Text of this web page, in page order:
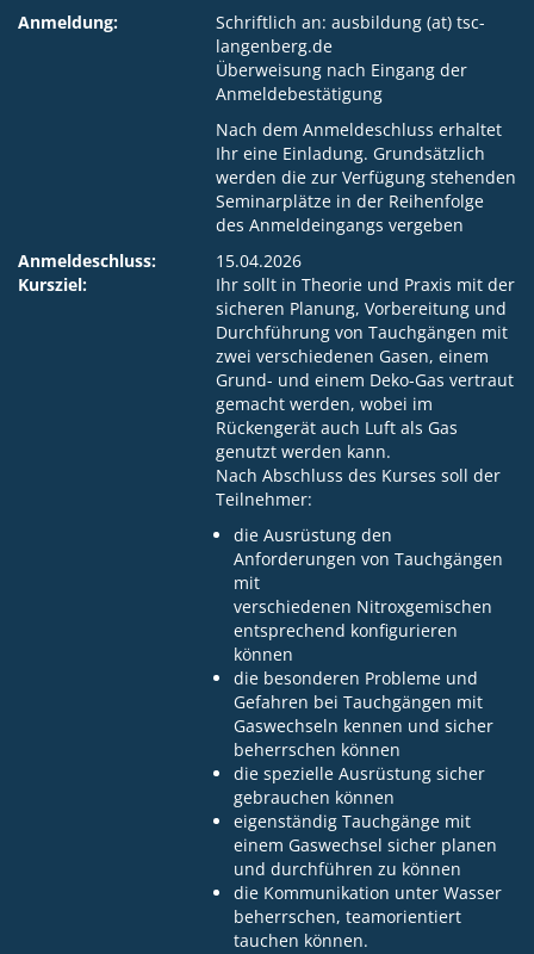
Anmeldung:
Schriftlich an: ausbildung (at) tsc-
langenberg.de
Überweisung nach Eingang der
Anmeldebestätigung
Nach dem Anmeldeschluss erhaltet
Ihr eine Einladung. Grundsätzlich
werden die zur Verfügung stehenden
Seminarplätze in der Reihenfolge
des Anmeldeingangs vergeben
Anmeldeschluss:
15.04.2026
Kursziel:
Ihr sollt in Theorie und Praxis mit der
sicheren Planung, Vorbereitung und
Durchführung von Tauchgängen mit
zwei verschiedenen Gasen, einem
Grund- und einem Deko-Gas vertraut
gemacht werden, wobei im
Rückengerät auch Luft als Gas
genutzt werden kann.
Nach Abschluss des Kurses soll der
Teilnehmer:
die Ausrüstung den
Anforderungen von Tauchgängen
mit
verschiedenen Nitroxgemischen
entsprechend konfigurieren
können
die besonderen Probleme und
Gefahren bei Tauchgängen mit
Gaswechseln kennen und sicher
beherrschen können
die spezielle Ausrüstung sicher
gebrauchen können
eigenständig Tauchgänge mit
einem Gaswechsel sicher planen
und durchführen zu können
die Kommunikation unter Wasser
beherrschen, teamorientiert
tauchen können.